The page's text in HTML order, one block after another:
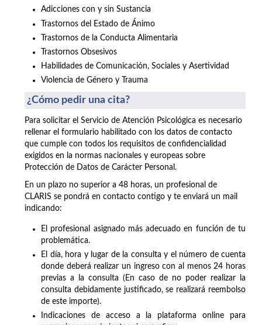
Adicciones con y sin Sustancia
Trastornos del Estado de Ánimo
Trastornos de la Conducta Alimentaria
Trastornos Obsesivos
Habilidades de Comunicación, Sociales y Asertividad
Violencia de Género y Trauma
¿Cómo pedir una cita?
Para solicitar el Servicio de Atención Psicológica es necesario
rellenar el formulario habilitado con los datos de contacto
que cumple con todos los requisitos de confidencialidad
exigidos en la normas nacionales y europeas sobre
Protección de Datos de Carácter Personal.
En un plazo no superior a 48 horas, un profesional de
CLARIS se pondrá en contacto contigo y te enviará un mail
indicando:
El profesional asignado más adecuado en función de tu
problemática.
El día, hora y lugar de la consulta y el número de cuenta
donde deberá realizar un ingreso con al menos 24 horas
previas a la consulta (En caso de no poder realizar la
consulta debidamente justificado, se realizará reembolso
de este importe).
Indicaciones de acceso a la plataforma online para